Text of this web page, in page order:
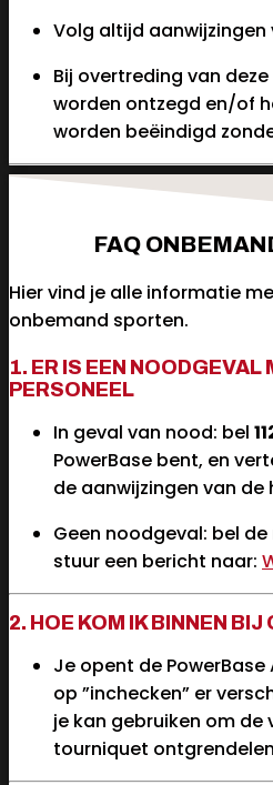
Volg altijd
Bij overtreding van
worden ontzegd en/of
worden beëindigd
FAQ
Hier vind je alle informatie
onbemand sporten.
1. ER IS EEN NOODGEVAL
PERSONEEL
In geval van nood: bel
PowerBase bent, en
de aanwijzingen van de
Geen noodgeval: bel de
stuur een bericht naar:
2. HOE KOM IK BINNEN
Je opent de
op ”inchecken” er
je kan gebruiken om de
tourniquet